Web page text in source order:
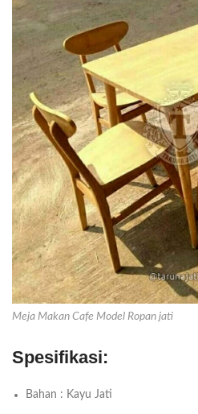
Meja Makan Cafe Model Ropan jati
Spesifikasi:
Bahan : Kayu Jati